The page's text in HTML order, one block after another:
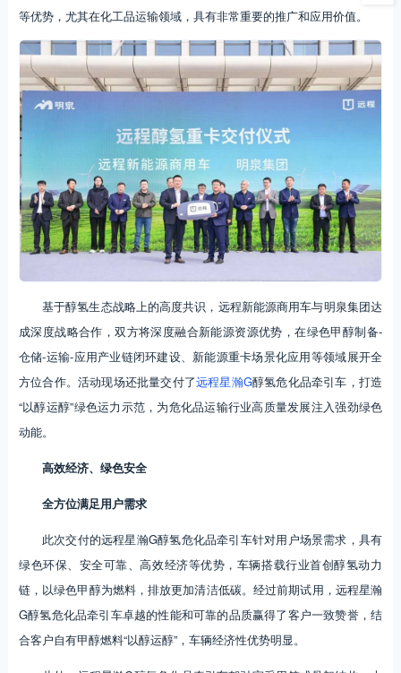
等优势，尤其在化工品运输领域，具有非常重要的推广和应用价值。
基于醇氢生态战略上的高度共识，远程新能源商用车与明泉集团达
成深度战略合作，双方将深度融合新能源资源优势，在绿色甲醇制备-
仓储-运输-应用产业链闭环建设、新能源重卡场景化应用等领域展开全
方位合作。活动现场还批量交付了远程星瀚G醇氢危化品牵引车，打造
“以醇运醇”绿色运力示范，为危化品运输行业高质量发展注入强劲绿色
动能。
高效经济、绿色安全
全方位满足用户需求
此次交付的远程星瀚G醇氢危化品牵引车针对用户场景需求，具有
绿色环保、安全可靠、高效经济等优势，车辆搭载行业首创醇氢动力
链，以绿色甲醇为燃料，排放更加清洁低碳。经过前期试用，远程星瀚
G醇氢危化品牵引车卓越的性能和可靠的品质赢得了客户一致赞誉，结
合客户自有甲醇燃料“以醇运醇”，车辆经济性优势明显。